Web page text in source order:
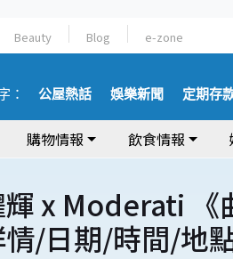
Beauty Blog e-zone
： 公屋熱話 娛樂新聞 定期存
購物情報 飲食情報
x Moderati 《
/日期/時間/地